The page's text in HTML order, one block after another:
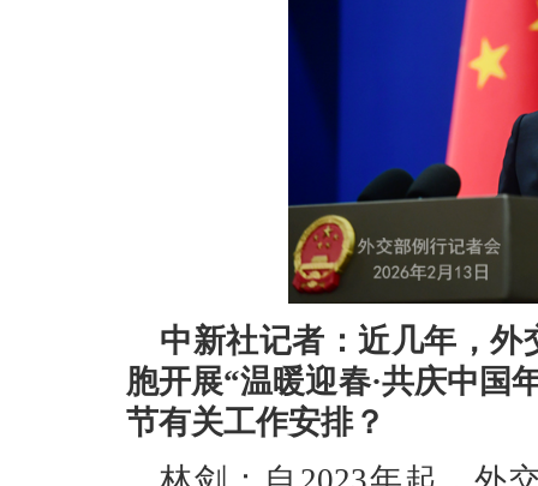
中新社记者：近几年，
胞开展“温暖迎春·共庆中国
节有关工作安排？